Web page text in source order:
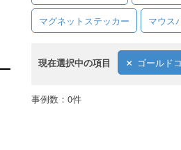
マグネットステッカー マウス
現在選択中の項目 ゴールド
事例数：0件